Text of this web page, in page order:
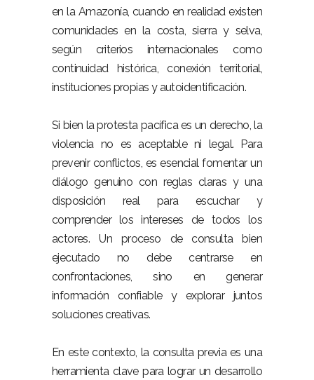
en la Amazonía, cuando en realidad existen
comunidades en la costa, sierra y selva,
según criterios internacionales como
continuidad histórica, conexión territorial,
instituciones propias y autoidentificación.
Si bien la protesta pacífica es un derecho, la
violencia no es aceptable ni legal. Para
prevenir conflictos, es esencial fomentar un
diálogo genuino con reglas claras y una
disposición real para escuchar y
comprender los intereses de todos los
actores. Un proceso de consulta bien
ejecutado no debe centrarse en
confrontaciones, sino en generar
información confiable y explorar juntos
soluciones creativas.
En este contexto, la consulta previa es una
herramienta clave para lograr un desarrollo